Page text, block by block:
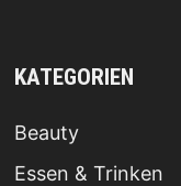
KATEGORIEN
Beauty
Essen & Trinken